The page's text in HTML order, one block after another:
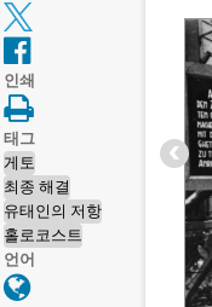
인쇄
태그
게토
최종 해결
유태인의 저항
홀로코스트
언어
1
of
10
:
독
일
어
와
라